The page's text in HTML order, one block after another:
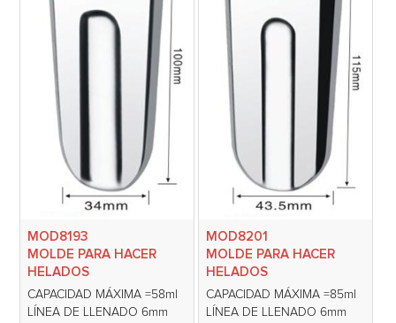
MOD8193
MOLDE PARA HACER
HELADOS
CAPACIDAD MÁXIMA =58ml
LÍNEA DE LLENADO 6mm
MOD8201
MOLDE PARA HACER
HELADOS
CAPACIDAD MÁXIMA =85ml
LÍNEA DE LLENADO 6mm